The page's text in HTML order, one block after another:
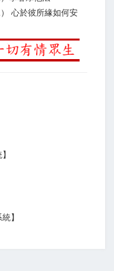
心於彼所緣如何安
】
統】